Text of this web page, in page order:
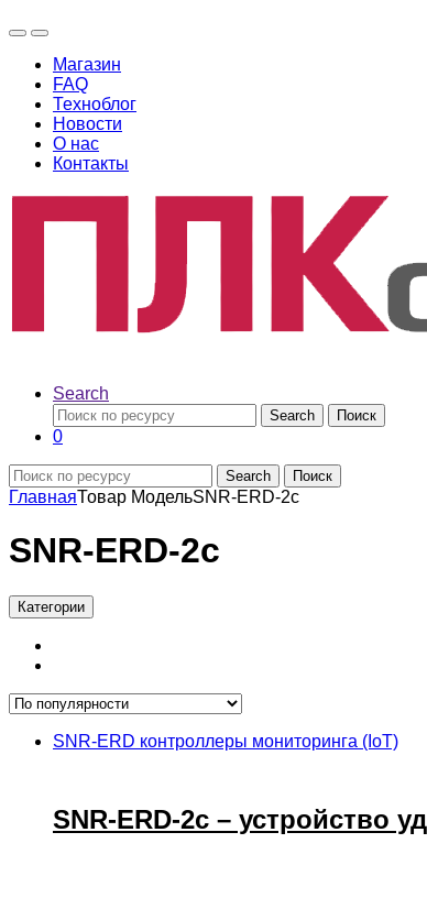
Магазин
FAQ
Техноблог
Новости
О нас
Контакты
Search
Search Поиск
0
Search Поиск
ГлавнаяТовар МодельSNR-ERD-2c
SNR-ERD-2c
Категории
SNR-ERD контроллеры мониторинга (IoT)
SNR-ERD-2c – устройство